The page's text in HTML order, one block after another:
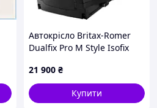
Автокрісло Britax-Romer
Dualfix Pro M Style Isofix
21 900 ₴
Купити